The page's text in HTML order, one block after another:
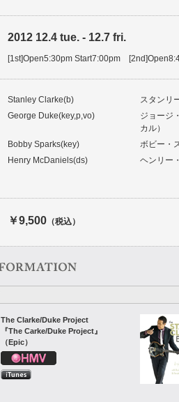
2012 12.4 tue. - 12.7 fri.
[1st]Open5:30pm Start7:00pm
Stanley Clarke(b)
スタンリ
George Duke(key,p,vo)
ジョージ
カル）
Bobby Sparks(key)
ボビー・
Henry McDaniels(ds)
ヘンリー
￥9,500 （税込）
The Clarke/Duke Project
『The Carke/Duke Project』
（Epic）